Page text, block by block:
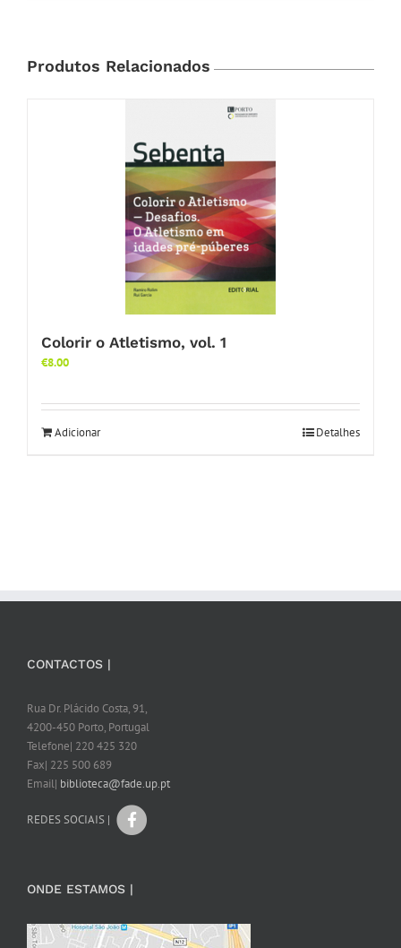
Produtos Relacionados
Colorir o Atletismo, vol. 1
€8.00
Adicionar Detalhes
CONTACTOS |
Rua Dr. Plácido Costa, 91,
4200-450 Porto, Portugal
Telefone| 220 425 320
Fax| 225 500 689
Email| biblioteca@fade.up.pt
REDES SOCIAIS |
ONDE ESTAMOS |